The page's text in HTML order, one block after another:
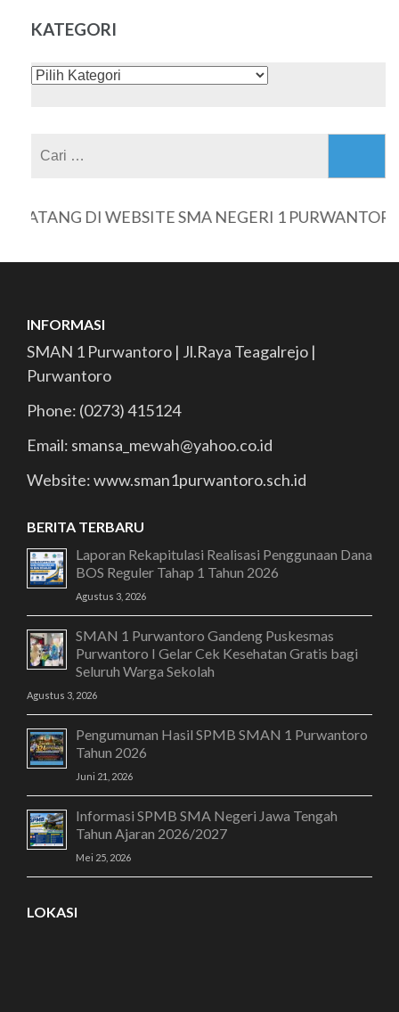
KATEGORI
KATEGORI
DI WEBSITE SMA NEGERI 1 PURWANTORO
INFORMASI
SMAN 1 Purwantoro | Jl.Raya Teagalrejo |
Purwantoro
Phone: (0273) 415124
Email: smansa_mewah@yahoo.co.id
Website: www.sman1purwantoro.sch.id
BERITA TERBARU
Laporan Rekapitulasi Realisasi Penggunaan Dana
BOS Reguler Tahap 1 Tahun 2026
Agustus 3, 2026
SMAN 1 Purwantoro Gandeng Puskesmas
Purwantoro I Gelar Cek Kesehatan Gratis bagi
Seluruh Warga Sekolah
Agustus 3, 2026
Pengumuman Hasil SPMB SMAN 1 Purwantoro
Tahun 2026
Juni 21, 2026
Informasi SPMB SMA Negeri Jawa Tengah
Tahun Ajaran 2026/2027
Mei 25, 2026
LOKASI